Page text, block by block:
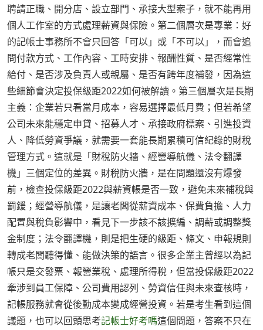
聘請正職、開分店、設立部門、承接大型案子，就不能再用
個人工作室的方式處理薪資與保險。第二個層次是專業：好
的記帳士事務所不會只回答「可以」或「不可以」，而會追
問付款方式、工作內容、工時安排、報酬性質、是否經常性
給付、是否涉及負責人或親屬、是否有跨年度補發，因為這
些細節會決定投保級距2022如何被解讀。第三個層次是長期
主義：企業若只看當月成本，容易選擇最低月費；但若希望
公司未來能穩定申貸、招募人才、承接政府標案、引進投資
人、降低勞資爭議，就需要一套能長期累積可信紀錄的財稅
管理方式。這就是「財稅防火牆、經營導航儀、法令翻譯
機」三個定位的差異。財稅防火牆，是在問題還沒有爆發
前，檢查投保級距2022與薪資帳是否一致，避免未來補稅與
罰鍰；經營導航儀，是讓老闆從薪資成本、保費負擔、人力
配置與稅負影響中，看見下一步該不該擴編、調薪或調整獎
金制度；法令翻譯機，則是把生硬的級距、條文、申報規則
轉成老闆聽得懂、能做決策的語言。很多企業主曾經以為記
帳只是交發票、報營業稅、處理所得稅，但當投保級距2022
牽涉到員工保障、公司費用認列、勞資信任與未來查核時，
記帳服務就會從後勤成本變成經營投資。若是考生看到這個
議題，也可以回頭思考記帳士好考嗎這個問題，答案不只在